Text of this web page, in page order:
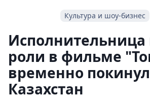
Культура и шоу-бизнес
Исполнительница
роли в фильме
временно
Казахстан